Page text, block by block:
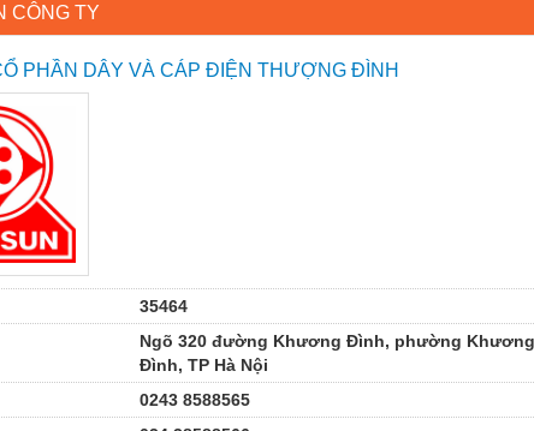
CÔNG TY
PHẦN DÂY VÀ CÁP ĐIỆN THƯỢNG ĐÌNH
35464
Ngõ 320 đường Khương Đình, phường Khương
Đình, TP Hà Nội
0243 8588565